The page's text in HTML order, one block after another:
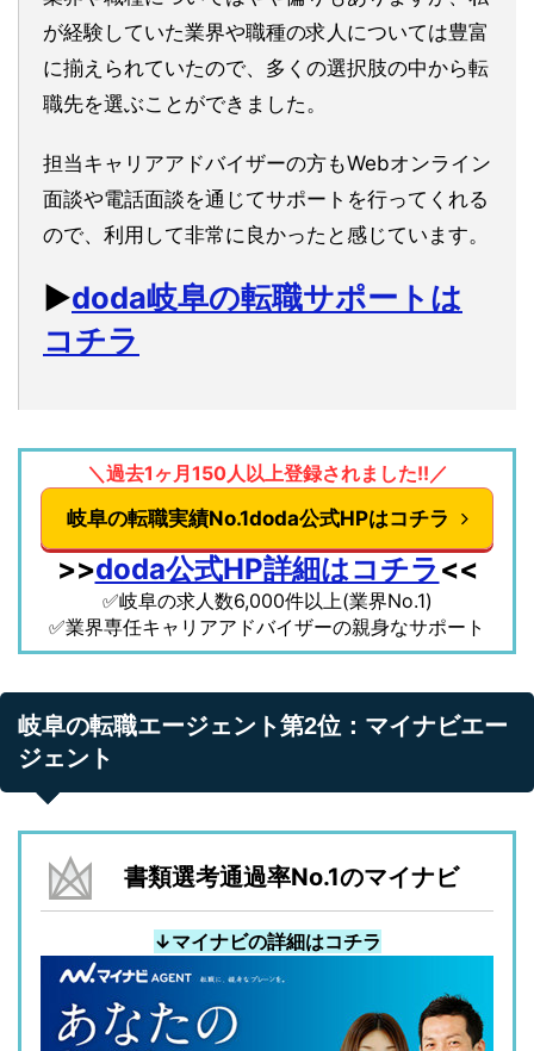
が経験していた業界や職種の求人については豊富
に揃えられていたので、多くの選択肢の中から転
職先を選ぶことができました。
担当キャリアアドバイザーの方もWebオンライン
面談や電話面談を通じてサポートを行ってくれる
ので、利用して非常に良かったと感じています。
▶︎doda岐阜の転職サポートは
コチラ
＼過去1ヶ月150人以上登録されました!!／
岐阜の転職実績No.1doda公式HPはコチラ
>>doda公式HP詳細はコチラ <<
✅岐阜の求人数6,000件以上(業界No.1)
✅業界専任キャリアアドバイザーの親身なサポート
岐阜の転職エージェント第2位：マイナビエー
ジェント
書類選考通過率No.1のマイナビ
↓マイナビの詳細はコチラ